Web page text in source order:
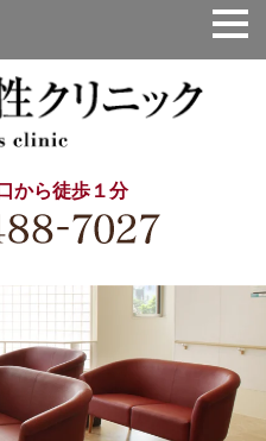
から徒歩１分